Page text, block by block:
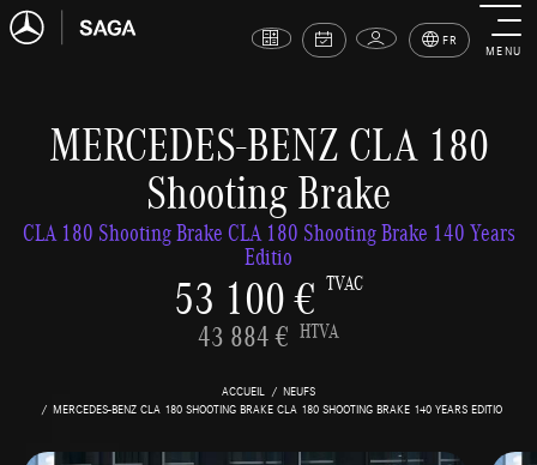
FR
MENU
MERCEDES-BENZ CLA 180
Shooting Brake
CLA 180 Shooting Brake CLA 180 Shooting Brake 140 Years
Editio
53 100 € TVAC
43 884 € HTVA
ACCUEIL
NEUFS
MERCEDES-BENZ CLA 180 SHOOTING BRAKE CLA 180 SHOOTING BRAKE 140 YEARS EDITIO